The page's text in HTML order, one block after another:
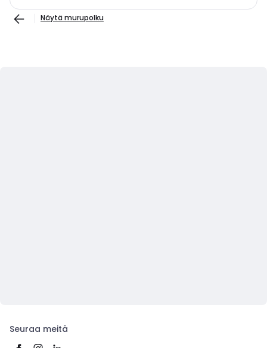
Näytä murupolku
Seuraa meitä